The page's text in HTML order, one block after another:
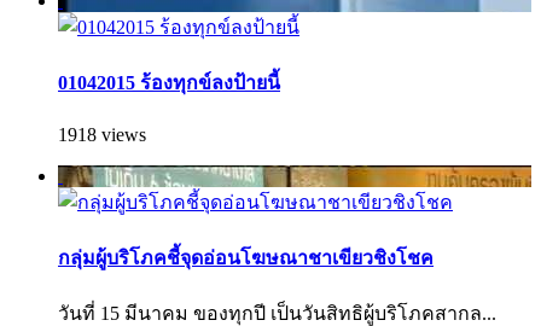
01042015 ร้องทุกข์ลงป้ายนี้
1918 views
กลุ่มผู้บริโภคชี้จุดอ่อนโฆษณาชาเขียวชิงโชค
วันที่ 15 มีนาคม ของทุกปี เป็นวันสิทธิผู้บริโภคสากล...